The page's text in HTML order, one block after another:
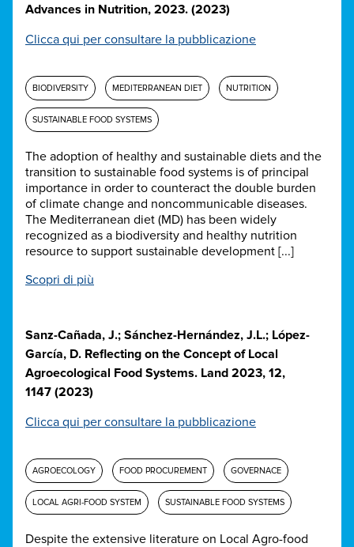
Advances in Nutrition, 2023. (2023)
Clicca qui per consultare la pubblicazione
BIODIVERSITY MEDITERRANEAN DIET NUTRITION
SUSTAINABLE FOOD SYSTEMS
The adoption of healthy and sustainable diets and the
transition to sustainable food systems is of principal
importance in order to counteract the double burden
of climate change and noncommunicable diseases.
The Mediterranean diet (MD) has been widely
recognized as a biodiversity and healthy nutrition
resource to support sustainable development [...]
Scopri di più
Sanz-Cañada, J.; Sánchez-Hernández, J.L.; López-
García, D. Reflecting on the Concept of Local
Agroecological Food Systems. Land 2023, 12,
1147 (2023)
Clicca qui per consultare la pubblicazione
AGROECOLOGY FOOD PROCUREMENT GOVERNACE
LOCAL AGRI-FOOD SYSTEM SUSTAINABLE FOOD SYSTEMS
Despite the extensive literature on Local Agro-food